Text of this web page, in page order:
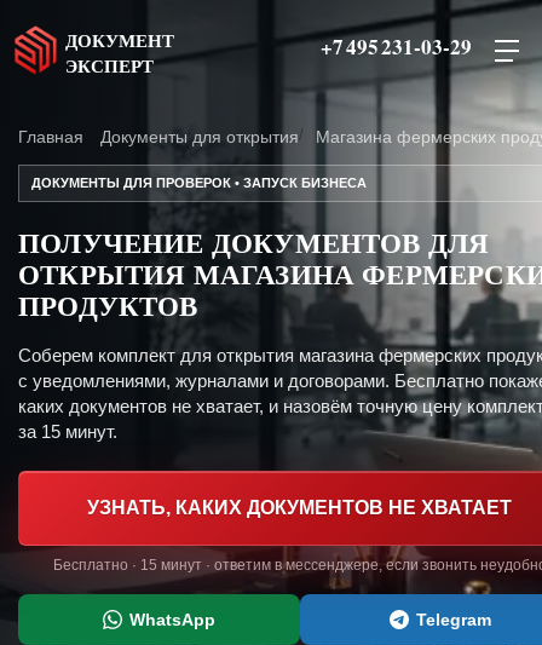
ДОКУМЕНТ
ЭКСПЕРТ
+7 495 231-03-29
Главная Документы для открытия Магазина фермерских
ДОКУМЕНТЫ ДЛЯ ПРОВЕРОК • ЗАПУСК БИЗНЕСА
ПОЛУЧЕНИЕ ДОКУМЕНТОВ ДЛЯ
ОТКРЫТИЯ МАГАЗИНА
ПРОДУКТОВ
Соберем комплект для открытия магазина фермерских
с уведомлениями, журналами и договорами. Бесплатно
каких документов не хватает, и назовём точную цену
за 15 минут.
УЗНАТЬ, КАКИХ ДОКУМЕНТОВ НЕ ХВАТАЕТ
Бесплатно · 15 минут · ответим в мессенджере, если звонить
WhatsApp Telegram